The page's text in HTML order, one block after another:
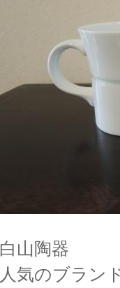
白山陶器
人気のブラン